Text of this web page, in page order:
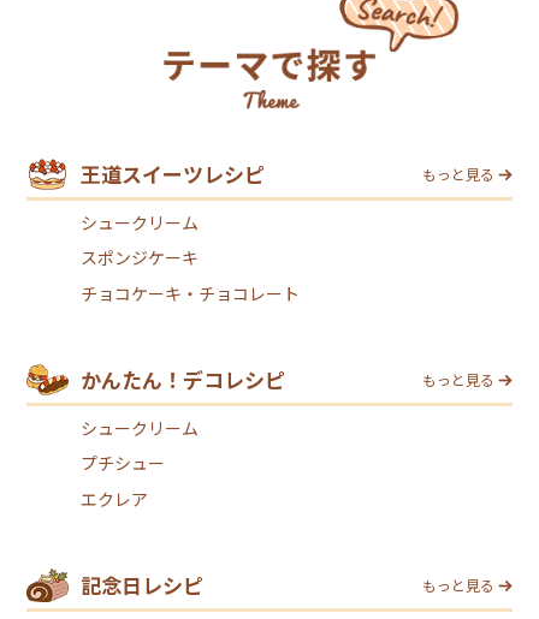
王道スイーツレシピ もっと見る
シュークリーム
スポンジケーキ
チョコケーキ・チョコレート
かんたん！デコレシピ もっと見る
シュークリーム
プチシュー
エクレア
記念日レシピ もっと見る